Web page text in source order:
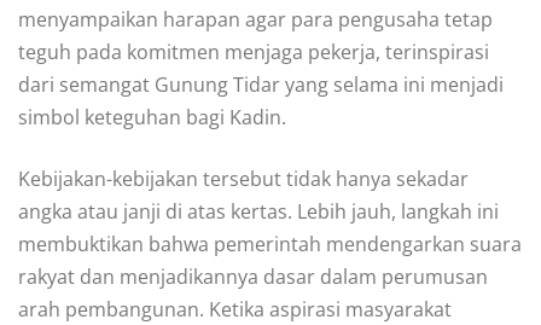
menyampaikan harapan agar para pengusaha tetap
teguh pada komitmen menjaga pekerja, terinspirasi
dari semangat Gunung Tidar yang selama ini menjadi
simbol keteguhan bagi Kadin.
Kebijakan-kebijakan tersebut tidak hanya sekadar
angka atau janji di atas kertas. Lebih jauh, langkah ini
membuktikan bahwa pemerintah mendengarkan suara
rakyat dan menjadikannya dasar dalam perumusan
arah pembangunan. Ketika aspirasi masyarakat